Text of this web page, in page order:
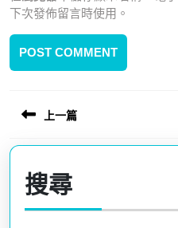
下次發佈留言時使用。
導
覽
上一篇
Previous
post:
搜尋